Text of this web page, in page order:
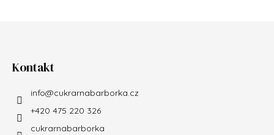
Kontakt
info@cukrarnabarborka.cz
+420 475 220 326
cukrarnabarborka